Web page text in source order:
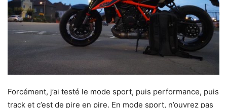
Forcément, j’ai testé le mode sport, puis performance, puis
track et c’est de pire en pire. En mode sport, n’ouvrez pas